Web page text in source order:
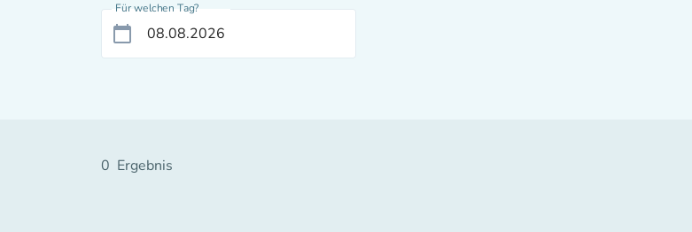
Für welchen Tag?
calendar_today
0 Ergebnis